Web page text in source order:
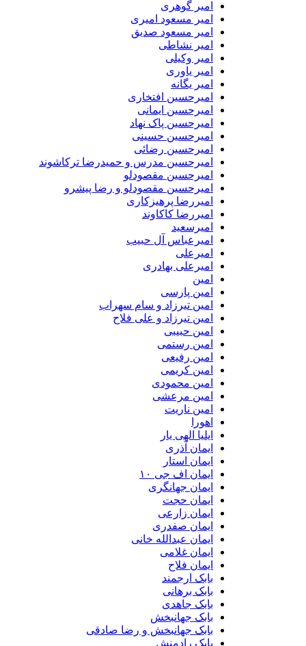
امیر گوهری
امیر مسعود امیری
امیر مسعود صدیق
امیر نشاطی
امیر وکیلی
امیر یاوری
امیر یگانه
امیرحسین افتخاری
امیرحسین ایمانی
امیرحسین پاک نهاد
امیرحسین حسینی
امیرحسین رضائی
امیرحسین مدرس و حمیدرضا ترکاشوند
امیرحسین مقصودلو
امیرحسین مقصودلو و رضا پیشرو
امیررضا پرهیزکاری
امیررضا کاکاوند
امیرسعید
امیرعباس آل حبیب
امیرعلی
امیرعلی بهادری
امین
امین پارسی
امین تیرزاد و سام سهراب
امین تیرزاد و علی فلاح
امین حبیبی
امین رستمی
امین رفیعی
امین کریمی
امین محمودی
امین مرعشی
امین ناریت
اهورا
ایلیا الهی یار
ایمان آذری
ایمان استار
ایمان اف جی ۱۰
ایمان جهانگری
ایمان حجت
ایمان زارعی
ایمان صفدری
ایمان عبدالله خانی
ایمان غلامی
ایمان فلاح
بابک ارجمند
بابک برهانی
بابک جاهدی
بابک جهانبخش
بابک جهانبخش و رضا صادقی
بابک رادمنش